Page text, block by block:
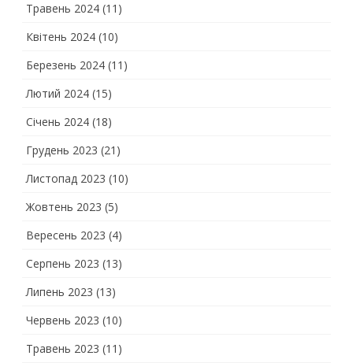
Травень 2024 (11)
Квітень 2024 (10)
Березень 2024 (11)
Лютий 2024 (15)
Січень 2024 (18)
Грудень 2023 (21)
Листопад 2023 (10)
Жовтень 2023 (5)
Вересень 2023 (4)
Серпень 2023 (13)
Липень 2023 (13)
Червень 2023 (10)
Травень 2023 (11)